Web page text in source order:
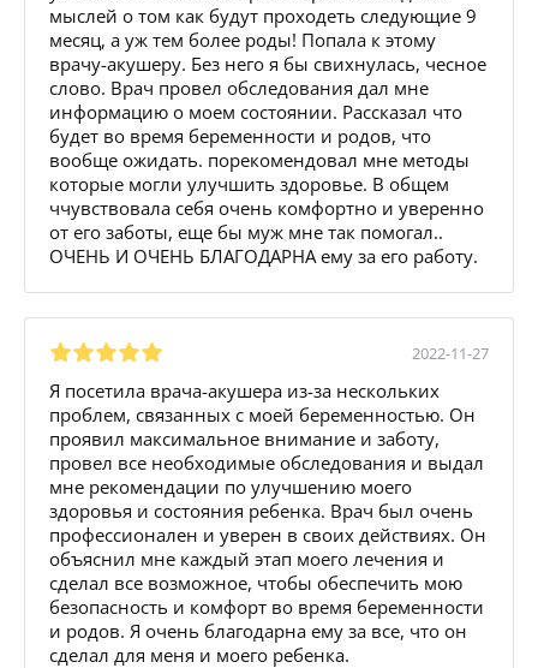
мыслей о том как будут проходеть следующие 9
месяц, а уж тем более роды! Попала к этому
врачу-акушеру. Без него я бы свихнулась, чесное
слово. Врач провел обследования дал мне
информацию о моем состоянии. Рассказал что
будет во время беременности и родов, что
вообще ожидать. порекомендовал мне методы
которые могли улучшить здоровье. В общем
ччувствовала себя очень комфортно и уверенно
от его заботы, еще бы муж мне так помогал..
ОЧЕНЬ И ОЧЕНЬ БЛАГОДАРНА ему за его работу.
2022-11-27
Я посетила врача-акушера из-за нескольких
проблем, связанных с моей беременностью. Он
проявил максимальное внимание и заботу,
провел все необходимые обследования и выдал
мне рекомендации по улучшению моего
здоровья и состояния ребенка. Врач был очень
профессионален и уверен в своих действиях. Он
объяснил мне каждый этап моего лечения и
сделал все возможное, чтобы обеспечить мою
безопасность и комфорт во время беременности
и родов. Я очень благодарна ему за все, что он
сделал для меня и моего ребенка.